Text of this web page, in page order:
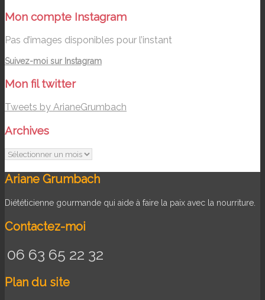
Mon compte Instagram
Pas d’images disponibles pour l’instant
Suivez-moi sur Instagram
Mon fil twitter
Tweets by ArianeGrumbach
Archives
Archives
Ariane Grumbach
Diététicienne gourmande qui aide à faire la paix avec la nourriture.
Contactez-moi
06 63 65 22 32
Plan du site